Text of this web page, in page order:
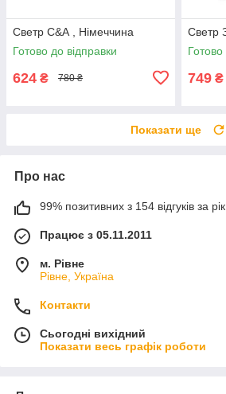
Светр С&А , Німеччина
Готово до відправки
624 ₴ 780 ₴
Светр
Готово
749 ₴
Показати ще
Про нас
99% позитивних з 154 відгуків за рік
Працює з 05.11.2011
м. Рівне
Рівне, Україна
Контакти
Сьогодні вихідний
Показати весь графік роботи